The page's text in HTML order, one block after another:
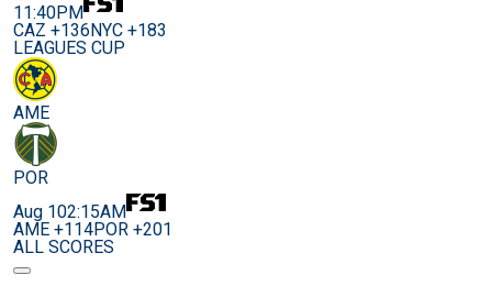
11:40PM
CAZ +136NYC +183
LEAGUES CUP
AME
POR
Aug 102:15AM
AME +114POR +201
ALL SCORES